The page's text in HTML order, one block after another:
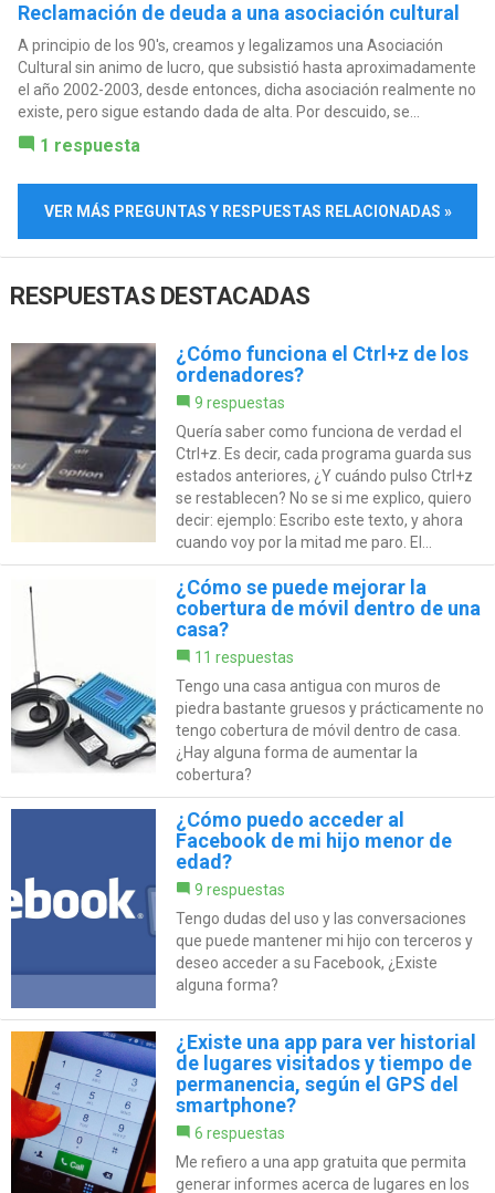
Reclamación de deuda a una asociación cultural
A principio de los 90's, creamos y legalizamos una Asociación
Cultural sin animo de lucro, que subsistió hasta aproximadamente
el año 2002-2003, desde entonces, dicha asociación realmente no
existe, pero sigue estando dada de alta. Por descuido, se...
1 respuesta
VER MÁS PREGUNTAS Y RESPUESTAS RELACIONADAS »
RESPUESTAS DESTACADAS
¿Cómo funciona el Ctrl+z de los
ordenadores?
9 respuestas
Quería saber como funciona de verdad el
Ctrl+z. Es decir, cada programa guarda sus
estados anteriores, ¿Y cuándo pulso Ctrl+z
se restablecen? No se si me explico, quiero
decir: ejemplo: Escribo este texto, y ahora
cuando voy por la mitad me paro. El...
¿Cómo se puede mejorar la
cobertura de móvil dentro de una
casa?
11 respuestas
Tengo una casa antigua con muros de
piedra bastante gruesos y prácticamente no
tengo cobertura de móvil dentro de casa.
¿Hay alguna forma de aumentar la
cobertura?
¿Cómo puedo acceder al
Facebook de mi hijo menor de
edad?
9 respuestas
Tengo dudas del uso y las conversaciones
que puede mantener mi hijo con terceros y
deseo acceder a su Facebook, ¿Existe
alguna forma?
¿Existe una app para ver historial
de lugares visitados y tiempo de
permanencia, según el GPS del
smartphone?
6 respuestas
Me refiero a una app gratuita que permita
generar informes acerca de lugares en los